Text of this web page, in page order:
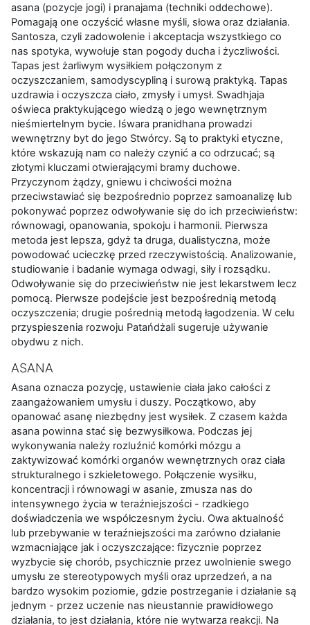
asana (pozycje jogi) i pranajama (techniki oddechowe).
Pomagają one oczyścić własne myśli, słowa oraz działania.
Santosza, czyli zadowolenie i akceptacja wszystkiego co
nas spotyka, wywołuje stan pogody ducha i życzliwości.
Tapas jest żarliwym wysiłkiem połączonym z
oczyszczaniem, samodyscypliną i surową praktyką. Tapas
uzdrawia i oczyszcza ciało, zmysły i umysł. Swadhjaja
oświeca praktykującego wiedzą o jego wewnętrznym
nieśmiertelnym bycie. Iśwara pranidhana prowadzi
wewnętrzny byt do jego Stwórcy. Są to praktyki etyczne,
które wskazują nam co należy czynić a co odrzucać; są
złotymi kluczami otwierającymi bramy duchowe.
Przyczynom żądzy, gniewu i chciwości można
przeciwstawiać się bezpośrednio poprzez samoanalizę lub
pokonywać poprzez odwoływanie się do ich przeciwieństw:
równowagi, opanowania, spokoju i harmonii. Pierwsza
metoda jest lepsza, gdyż ta druga, dualistyczna, może
powodować ucieczkę przed rzeczywistością. Analizowanie,
studiowanie i badanie wymaga odwagi, siły i rozsądku.
Odwoływanie się do przeciwieństw nie jest lekarstwem lecz
pomocą. Pierwsze podejście jest bezpośrednią metodą
oczyszczenia; drugie pośrednią metodą łagodzenia. W celu
przyspieszenia rozwoju Patańdżali sugeruje używanie
obydwu z nich.
ASANA
Asana oznacza pozycję, ustawienie ciała jako całości z
zaangażowaniem umysłu i duszy. Początkowo, aby
opanować asanę niezbędny jest wysiłek. Z czasem każda
asana powinna stać się bezwysiłkowa. Podczas jej
wykonywania należy rozluźnić komórki mózgu a
zaktywizować komórki organów wewnętrznych oraz ciała
strukturalnego i szkieletowego. Połączenie wysiłku,
koncentracji i równowagi w asanie, zmusza nas do
intensywnego życia w teraźniejszości - rzadkiego
doświadczenia we współczesnym życiu. Owa aktualność
lub przebywanie w teraźniejszości ma zarówno działanie
wzmacniające jak i oczyszczające: fizycznie poprzez
wyzbycie się chorób, psychicznie przez uwolnienie swego
umysłu ze stereotypowych myśli oraz uprzedzeń, a na
bardzo wysokim poziomie, gdzie postrzeganie i działanie są
jednym - przez uczenie nas nieustannie prawidłowego
działania, to jest działania, które nie wytwarza reakcji. Na